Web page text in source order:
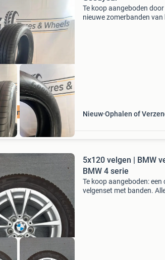
montage
Te koop aangeboden
nieuwe zomerbanden
Nieuw Ophalen of
5x120 velgen | BMW
BMW 4 serie
Te koop aangeboden:
velgenset met banden.